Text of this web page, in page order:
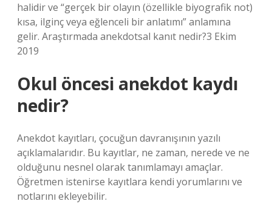
halidir ve “gerçek bir olayın (özellikle biyografik not)
kısa, ilginç veya eğlenceli bir anlatımı” anlamına
gelir. Araştırmada anekdotsal kanıt nedir?3 Ekim
2019
Okul öncesi anekdot kaydı
nedir?
Anekdot kayıtları, çocuğun davranışının yazılı
açıklamalarıdır. Bu kayıtlar, ne zaman, nerede ve ne
olduğunu nesnel olarak tanımlamayı amaçlar.
Öğretmen istenirse kayıtlara kendi yorumlarını ve
notlarını ekleyebilir.